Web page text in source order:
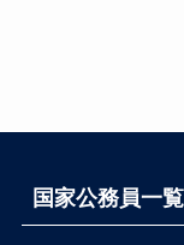
国家公務員一覧